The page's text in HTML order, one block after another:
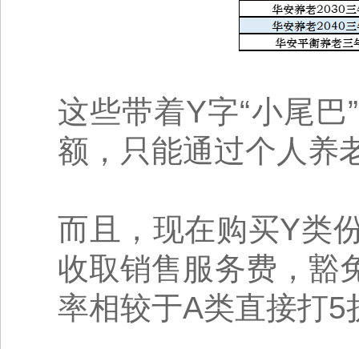
这些带着Y字“小尾
额，只能通过个人养
而且，现在购买Y类
收取销售服务费，豁
率相较于A类直接打